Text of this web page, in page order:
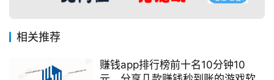
相关推荐
赚钱app排行榜前十名10分钟10